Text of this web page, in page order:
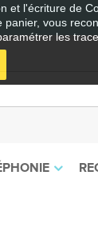
et l'écriture de
vous
les